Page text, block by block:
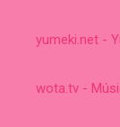
yumeki.net -
wota.tv -